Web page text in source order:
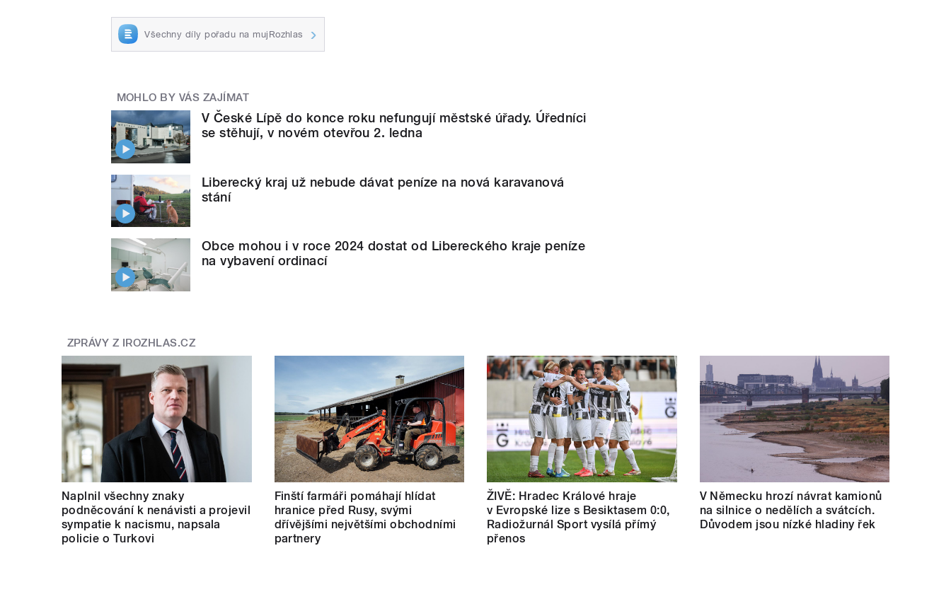
Všechny díly pořadu na mujRozhlas
MOHLO BY VÁS ZAJÍMAT
V České Lípě do konce roku nefungují městské úřady. Úředníci
se stěhují, v novém otevřou 2. ledna
Liberecký kraj už nebude dávat peníze na nová karavanová
stání
Obce mohou i v roce 2024 dostat od Libereckého kraje peníze
na vybavení ordinací
ZPRÁVY Z IROZHLAS.CZ
Naplnil všechny znaky
podněcování k nenávisti a projevil
sympatie k nacismu, napsala
policie o Turkovi
Finští farmáři pomáhají hlídat
hranice před Rusy, svými
dřívějšími největšími obchodními
partnery
ŽIVĚ: Hradec Králové hraje
v Evropské lize s Besiktasem 0:0,
Radiožurnál Sport vysílá přímý
přenos
V Německu hrozí návrat kamionů
na silnice o nedělích a svátcích.
Důvodem jsou nízké hladiny řek